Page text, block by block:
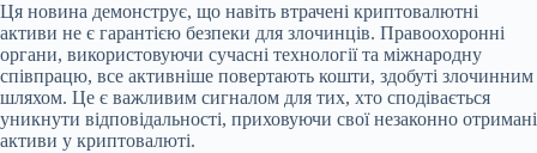
Ця новина демонструє, що навіть втрачені криптовалютні
активи не є гарантією безпеки для злочинців. Правоохоронні
органи, використовуючи сучасні технології та міжнародну
співпрацю, все активніше повертають кошти, здобуті злочинним
шляхом. Це є важливим сигналом для тих, хто сподівається
уникнути відповідальності, приховуючи свої незаконно отримані
активи у криптовалюті.